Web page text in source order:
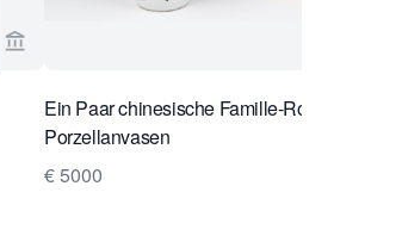
Verkaeuferseite von Limburg Antiquairs
Ein Paar chinesische Famille-Rose-
Porzellanvasen
€ 5000